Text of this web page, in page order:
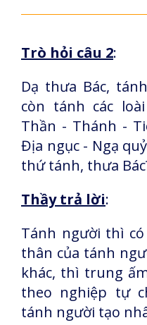
Trò hỏi câu 2:
Dạ thưa Bác,
còn tánh các
Thần - Thánh -
Địa ngục - Ngạ
thứ tánh, thưa
Thầy trả lời:
Tánh người thì
thân của tánh
khác, thì trung
theo nghiệp tự
tánh người tạo